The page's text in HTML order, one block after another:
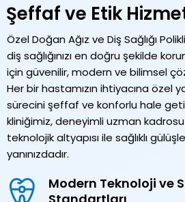
Şeffaf ve Etik
Özel Doğan Ağız ve Diş Sağlığı
diş sağlığınızı en doğru şekilde
için güvenilir, modern ve bilimsel
Her bir hastamızın ihtiyacına özel
sürecini şeffaf ve konforlu hale
kliniğimiz, deneyimli uzman
teknolojik altyapısı ile sağlıklı
yanınızdadır.
Modern Teknoloji ve
Standartları